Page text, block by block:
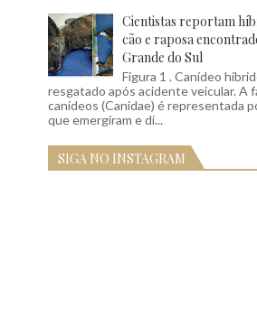
Cientistas reportam
cão e raposa
Grande do Sul
Figura 1 . Canídeo
resgatado após acidente veicular. A
canídeos (Canidae) é representada
que emergiram e di...
SIGA NO INSTAGRAM